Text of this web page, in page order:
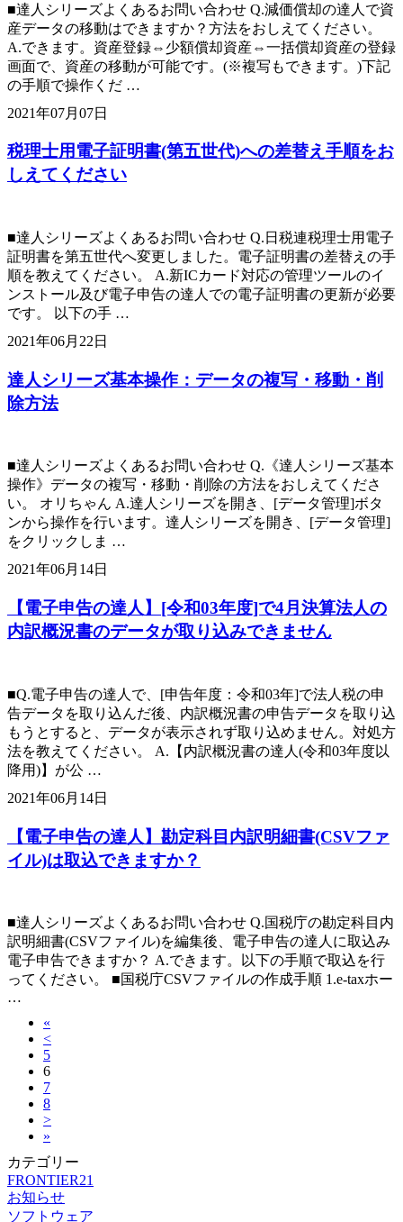
■達人シリーズよくあるお問い合わせ Q.減価償却の達人で資
産データの移動はできますか？方法をおしえてください。
A.できます。資産登録⇔少額償却資産⇔一括償却資産の登録
画面で、資産の移動が可能です。(※複写もできます。)下記
の手順で操作くだ …
2021年07月07日
税理士用電子証明書(第五世代)への差替え手順をお
しえてください
■達人シリーズよくあるお問い合わせ Q.日税連税理士用電子
証明書を第五世代へ変更しました。電子証明書の差替えの手
順を教えてください。 A.新ICカード対応の管理ツールのイ
ンストール及び電子申告の達人での電子証明書の更新が必要
です。 以下の手 …
2021年06月22日
達人シリーズ基本操作：データの複写・移動・削
除方法
■達人シリーズよくあるお問い合わせ Q.《達人シリーズ基本
操作》データの複写・移動・削除の方法をおしえてくださ
い。 オリちゃん A.達人シリーズを開き、[データ管理]ボタ
ンから操作を行います。達人シリーズを開き、[データ管理]
をクリックしま …
2021年06月14日
【電子申告の達人】[令和03年度]で4月決算法人の
内訳概況書のデータが取り込みできません
■Q.電子申告の達人で、[申告年度：令和03年]で法人税の申
告データを取り込んだ後、内訳概況書の申告データを取り込
もうとすると、データが表示されず取り込めません。対処方
法を教えてください。 A.【内訳概況書の達人(令和03年度以
降用)】が公 …
2021年06月14日
【電子申告の達人】勘定科目内訳明細書(CSVファ
イル)は取込できますか？
■達人シリーズよくあるお問い合わせ Q.国税庁の勘定科目内
訳明細書(CSVファイル)を編集後、電子申告の達人に取込み
電子申告できますか？ A.できます。以下の手順で取込を行
ってください。 ■国税庁CSVファイルの作成手順 1.e-taxホー
…
«
<
5
6
7
8
>
»
カテゴリー
FRONTIER21
お知らせ
ソフトウェア